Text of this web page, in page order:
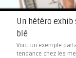
Un hétéro
blé
Voici un exemple
tendance chez les